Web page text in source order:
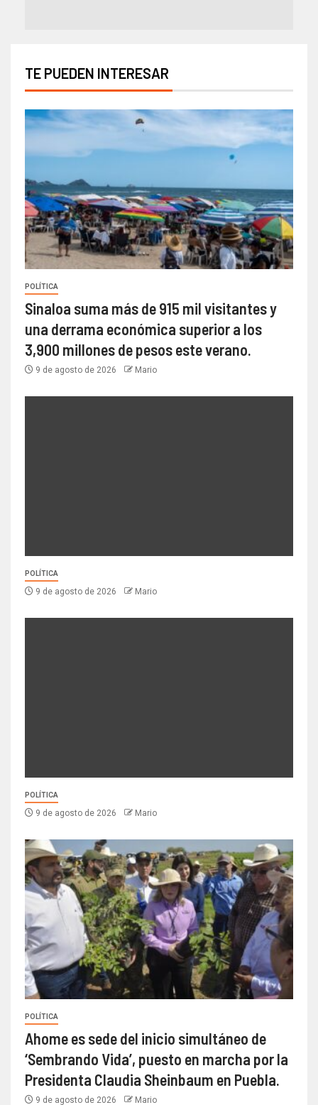
TE PUEDEN INTERESAR
POLÍTICA
Sinaloa suma más de 915 mil visitantes y
una derrama económica superior a los
3,900 millones de pesos este verano.
9 de agosto de 2026 Mario
POLÍTICA
9 de agosto de 2026 Mario
POLÍTICA
9 de agosto de 2026 Mario
POLÍTICA
Ahome es sede del inicio simultáneo de
‘Sembrando Vida’, puesto en marcha por la
Presidenta Claudia Sheinbaum en Puebla.
9 de agosto de 2026 Mario